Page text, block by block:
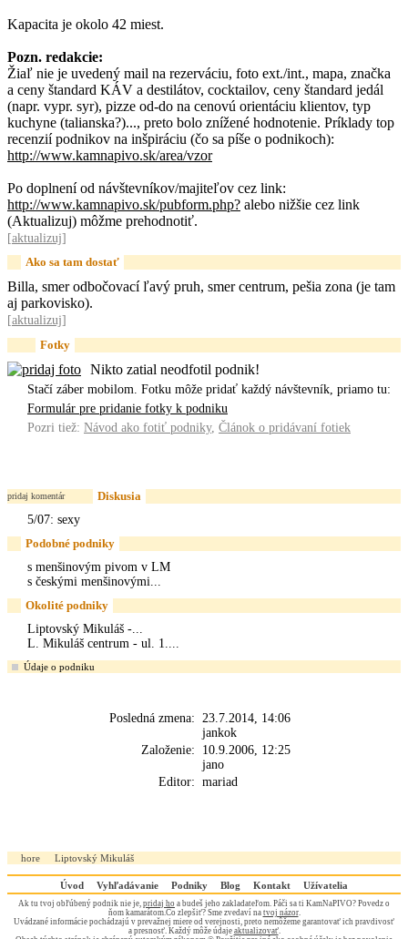
Kapacita je okolo 42 miest.
Pozn. redakcie:
Žiaľ nie je uvedený mail na rezerváciu, foto ext./int., mapa, značka
a ceny štandard KÁV a destilátov, cocktailov, ceny štandard jedál
(napr. vypr. syr), pizze od-do na cenovú orientáciu klientov, typ
kuchyne (talianska?)..., preto bolo znížené hodnotenie. Príklady top
recenzií podnikov na inšpiráciu (čo sa píše o podnikoch):
http://www.kamnapivo.sk/area/vzor
Po doplnení od návštevníkov/majiteľov cez link:
http://www.kamnapivo.sk/pubform.php? alebo nižšie cez link
(Aktualizuj) môžme prehodnotiť.
[aktualizuj]
Ako sa tam dostať
Billa, smer odbočovací ľavý pruh, smer centrum, pešia zona (je tam
aj parkovisko).
[aktualizuj]
Fotky
Nikto zatial neodfotil podnik!
Stačí záber mobilom. Fotku môže pridať každý návštevník, priamo tu:
Formulár pre pridanie fotky k podniku
Pozri tiež: Návod ako fotiť podniky, Článok o pridávaní fotiek
pridaj komentár
Diskusia
5/07: sexy
Podobné podniky
s menšinovým pivom v LM
s českými menšinovými...
Okolité podniky
Liptovský Mikuláš -...
L. Mikuláš centrum - ul. 1....
Údaje o podniku
Posledná zmena: 23.7.2014, 14:06
jankok
Založenie: 10.9.2006, 12:25
jano
Editor: mariad
hore Liptovský Mikuláš
Úvod Vyhľadávanie Podniky Blog Kontakt Užívatelia
Ak tu tvoj obľúbený podnik nie je, pridaj ho a budeš jeho zakladateľom. Páči sa ti KamNaPIVO? Povedz o
ňom kamarátom.Čo zlepšiť? Sme zvedaví na tvoj názor.
Uvádzané informácie pochádzajú v prevažnej miere od verejnosti, preto nemôžeme garantovať ich pravdivosť
a presnosť. Každý môže údaje aktualizovať.